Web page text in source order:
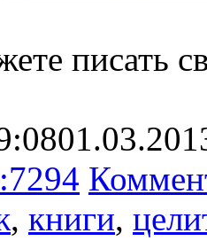
писать
7294
, книги,